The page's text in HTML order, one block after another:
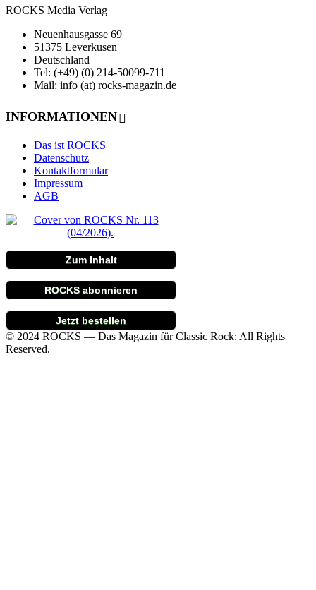
ROCKS Media Verlag
Neuenhausgasse 69
51375 Leverkusen
Deutschland
Tel: (+49) (0) 214-50099-711
Mail: info (at) rocks-magazin.de
INFORMATIONEN
Das ist ROCKS
Datenschutz
Kontaktformular
Impressum
AGB
Zum Inhalt
ROCKS abonnieren
Jetzt bestellen
© 2024 ROCKS — Das Magazin für Classic Rock: All Rights
Reserved.